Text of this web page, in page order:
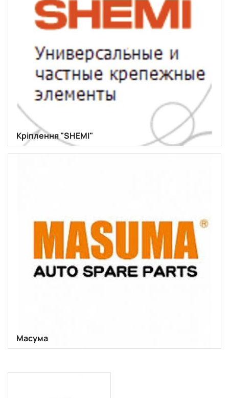
Кріплення "SHEMI"
Масума